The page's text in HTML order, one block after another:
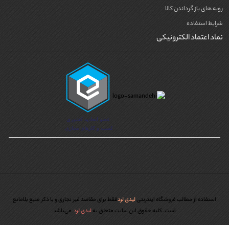
رویه های باز گرداندن کالا
شرایط استفاده
نماد اعتماد الکترونیکی
استفاده از مطالب فروشگاه اینترنتیلیدی لردفقط برای مقاصد غیر تجاری و با ذکر منبع بلامانع
است. کليه حقوق اين سايت متعلق بهلیدی لرد می‌باشد